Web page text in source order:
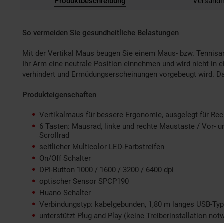
So vermeiden Sie gesundheitliche Belastungen
Mit der Vertikal Maus beugen Sie einem Maus- bzw.
Ihr Arm eine neutrale Position einnehmen und wird nicht in
verhindert und Ermüdungserscheinungen vorgebeugt wird.
Produkteigenschaften
Vertikalmaus für bessere Ergonomie, ausgelegt für
6 Tasten: Mausrad, linke und rechte Maustaste / Vor-
Scrollrad
seitlicher Multicolor LED-Farbstreifen
On/Off Schalter
DPI-Button 1000 / 1600 / 3200 / 6400 dpi
optischer Sensor SPCP190
Huano Schalter
Verbindungstyp: kabelgebunden, 1,80 m langes USB-Typ
unterstützt Plug and Play (keine Treiberinstallation